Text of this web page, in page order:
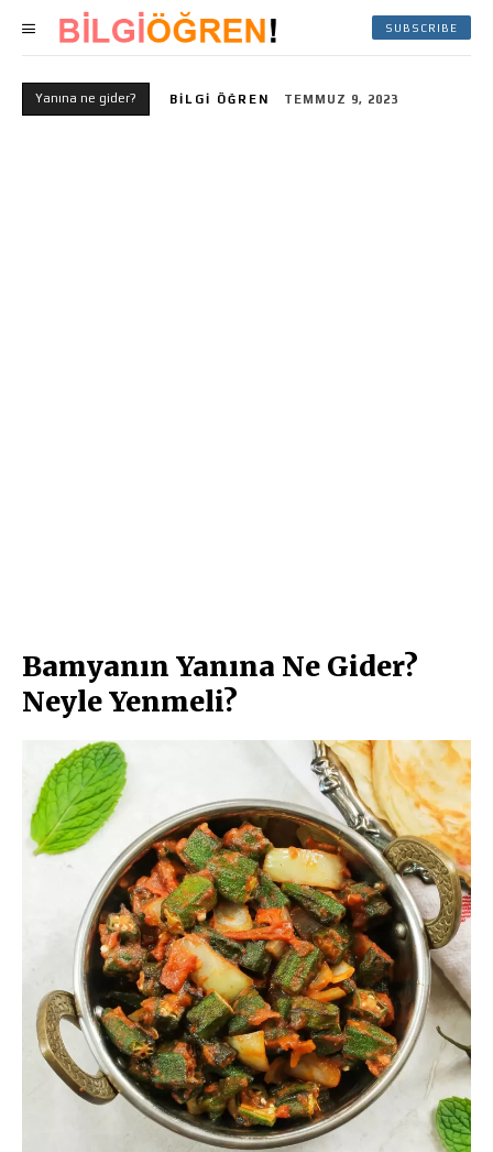
SUBSCRIBE
Yanına ne gider? BILGI ÖĞREN TEMMUZ 9, 2023
Bamyanın Yanına Ne Gider?
Neyle Yenmeli?